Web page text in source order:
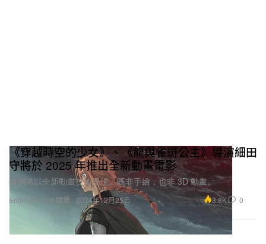
Entertainment 娛樂
《穿越時空的少女》、《龍與雀斑公主》導演細田
守將於 2025 年推出全新動畫電影
據稱將以全新動畫技術呈現。既非手繪，也非 3D 動畫。
2024年12月25日 3.8K 0